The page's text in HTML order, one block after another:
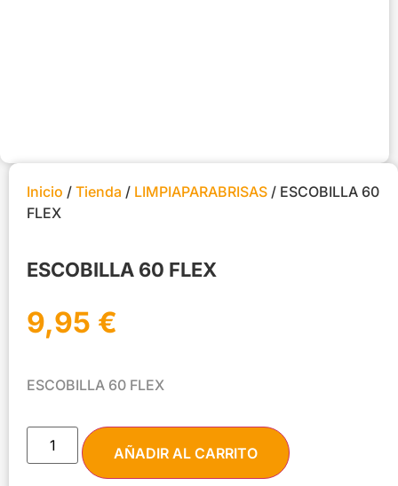
Inicio / Tienda / LIMPIAPARABRISAS / ESCOBILLA 60
FLEX
ESCOBILLA 60 FLEX
9,95 €
ESCOBILLA 60 FLEX
AÑADIR AL CARRITO